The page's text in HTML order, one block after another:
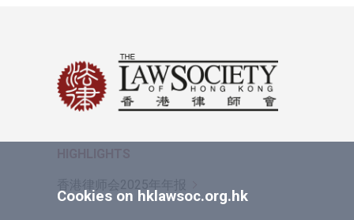
Cookies on hklawsoc.org.hk
香港律师会2025年年报